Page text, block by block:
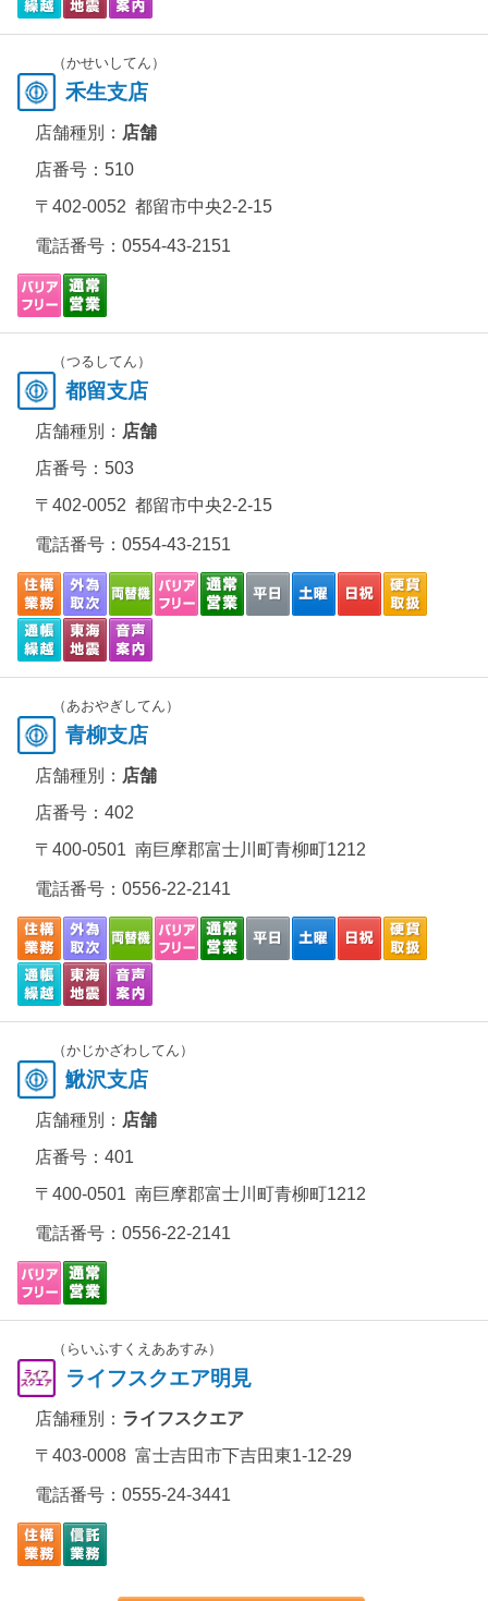
（かせいしてん）
禾生支店
店舗種別： 店舗
店番号：510
〒402-0052 都留市中央2-2-15
電話番号： 0554-43-2151
（つるしてん）
都留支店
店舗種別： 店舗
店番号：503
〒402-0052 都留市中央2-2-15
電話番号： 0554-43-2151
（あおやぎしてん）
青柳支店
店舗種別： 店舗
店番号：402
〒400-0501 南巨摩郡富士川町青柳町1212
電話番号： 0556-22-2141
（かじかざわしてん）
鰍沢支店
店舗種別： 店舗
店番号：401
〒400-0501 南巨摩郡富士川町青柳町1212
電話番号： 0556-22-2141
（らいふすくえああすみ）
ライフスクエア明見
店舗種別： ライフスクエア
〒403-0008 富士吉田市下吉田東1-12-29
電話番号： 0555-24-3441